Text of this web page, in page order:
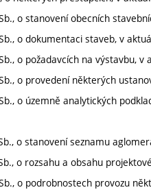
o stanovení obecních
o dokumentaci staveb, v
o požadavcích na výstavbu, v
o provedení některých
o územně analytických
o stanovení seznamu
o rozsahu a obsahu
o podrobnostech provozu